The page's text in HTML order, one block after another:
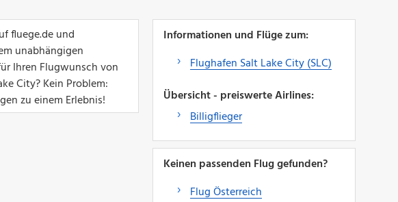
fluege.de und
unabhängigen
Ihren Flugwunsch von
City? Kein Problem:
zu einem Erlebnis!
Informationen und Flüge zum:
Flughafen Salt Lake City (SLC)
Übersicht - preiswerte Airlines:
Billigflieger
Keinen passenden Flug gefunden?
Flug Österreich